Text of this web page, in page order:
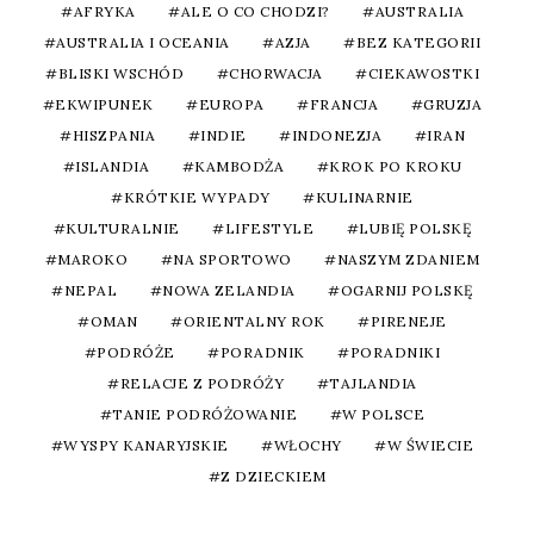
AFRYKA ALE O CO CHODZI?
AUSTRALIA
AUSTRALIA I OCEANIA
AZJA
BEZ KATEGORII
BLISKI WSCHÓD
CHORWACJA
CIEKAWOSTKI
EKWIPUNEK
EUROPA FRANCJA
GRUZJA
HISZPANIA
INDIE INDONEZJA
IRAN
ISLANDIA
KAMBODŻA
KROK PO KROKU
KRÓTKIE WYPADY
KULINARNIE
KULTURALNIE
LIFESTYLE
LUBIĘ POLSKĘ
MAROKO
NA SPORTOWO
NASZYM ZDANIEM
NEPAL
NOWA ZELANDIA
OGARNIJ POLSKĘ
OMAN
ORIENTALNY ROK
PIRENEJE
PODRÓŻE
PORADNIK
PORADNIKI
RELACJE Z PODRÓŻY
TAJLANDIA
TANIE PODRÓŻOWANIE
W POLSCE
WYSPY KANARYJSKIE
WŁOCHY
W ŚWIECIE
Z DZIECKIEM